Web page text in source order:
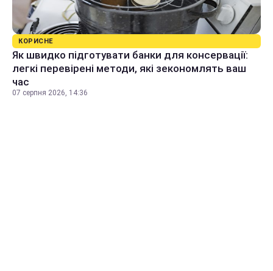
КОРИСНЕ
Як швидко підготувати банки для консервації:
легкі перевірені методи, які зекономлять ваш
час
07 серпня 2026, 14:36